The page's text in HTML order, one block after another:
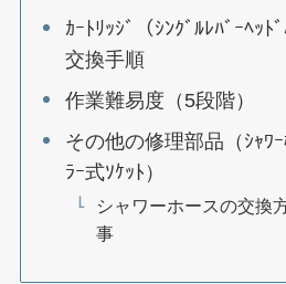
ｶｰﾄﾘｯｼﾞ（ｼﾝｸﾞﾙﾚﾊﾞｰﾍ
交換手順
作業難易度（5段階）
その他の修理部品（ｼｬﾜｰ
ﾗｰ式ｿｹｯﾄ）
シャワーホースの交
事